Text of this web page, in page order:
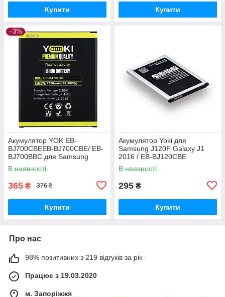
Купити Купити
–3%
Акумулятор YOK EB-
BJ700CBEEB-BJ700CBE/ EB-
BJ700BBC для Samsung
J700/ J700H/ J700F/ J701/ J7
(2015)/ J4 (2018)/ J400
В наявності
365 ₴ 376 ₴
Купити
Акумулятор Yoki для
Samsung J120F Galaxy J1
2016 / EB-BJ120CBE
В наявності
295 ₴
Купити
Про нас
98% позитивних з 219 відгуків за рік
Працює з 19.03.2020
м. Запоріжжя